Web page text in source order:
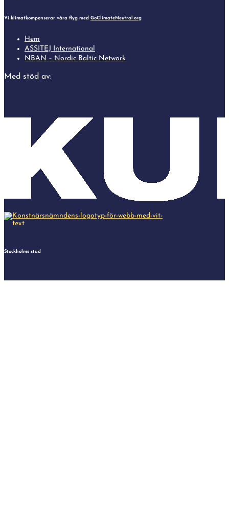
Vi klimatkompenserar våra flyg med GoClimateNeutral.org
Hem
ASSITEJ International
NBAN – Nordic Baltic Network
Med stöd av:
Stockholms stad